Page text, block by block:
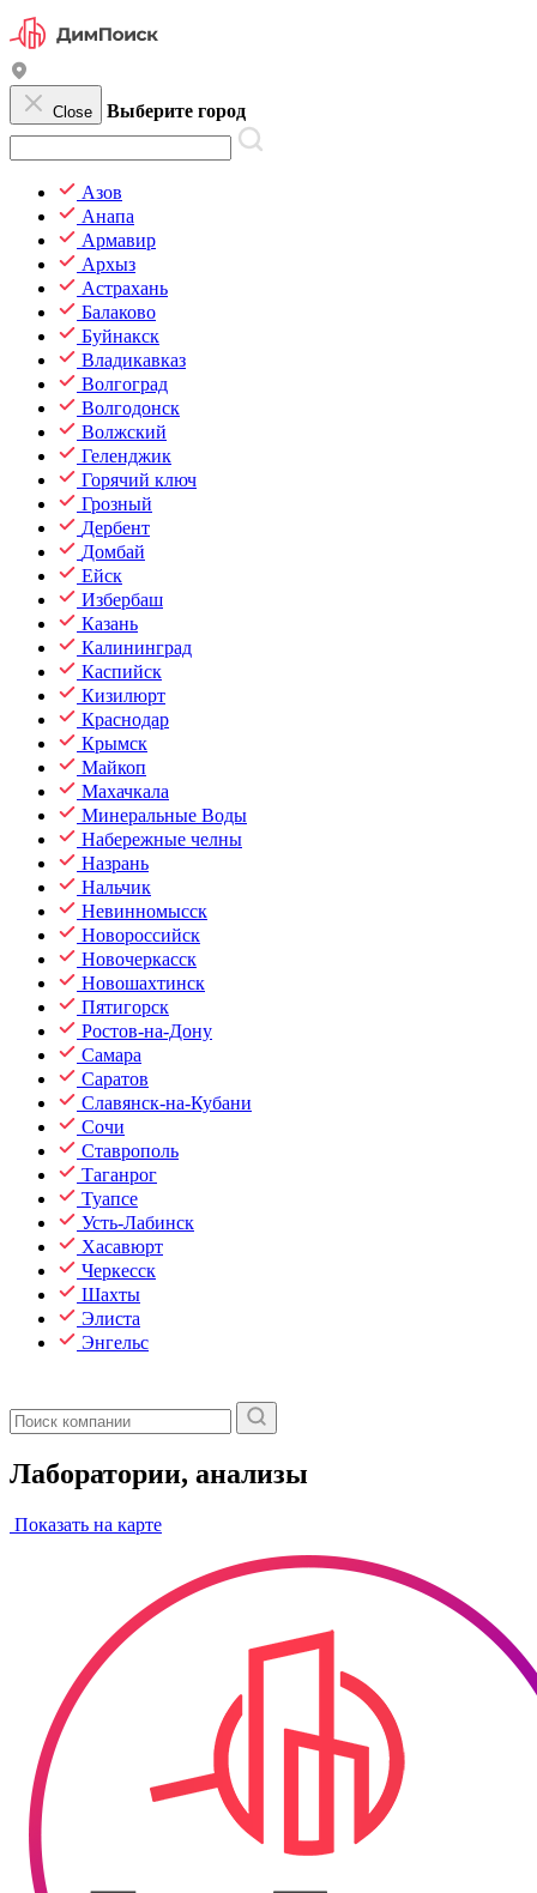
Close Выберите город
Азов
Анапа
Армавир
Архыз
Астрахань
Балаково
Буйнакск
Владикавказ
Волгоград
Волгодонск
Волжский
Геленджик
Горячий ключ
Грозный
Дербент
Домбай
Ейск
Избербаш
Казань
Калининград
Каспийск
Кизилюрт
Краснодар
Крымск
Майкоп
Махачкала
Минеральные Воды
Набережные челны
Назрань
Нальчик
Невинномысск
Новороссийск
Новочеркасск
Новошахтинск
Пятигорск
Ростов-на-Дону
Самара
Саратов
Славянск-на-Кубани
Сочи
Ставрополь
Таганрог
Туапсе
Усть-Лабинск
Хасавюрт
Черкесск
Шахты
Элиста
Энгельс
Лаборатории, анализы
Показать на карте